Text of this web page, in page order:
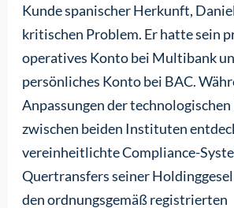
Kunde spanischer Herkunft,
kritischen Problem. Er hatte sein
operatives Konto bei Multibank
persönliches Konto bei BAC.
Anpassungen der
zwischen beiden Instituten
vereinheitlichte Compliance-
Quertransfers seiner
den ordnungsgemäß registrierten